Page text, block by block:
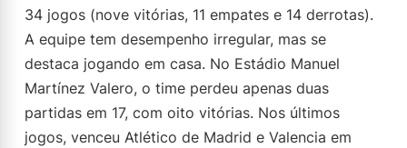
34 jogos (nove vitórias, 11 empates e 14 derrotas).
A equipe tem desempenho irregular, mas se
destaca jogando em casa. No Estádio Manuel
Martínez Valero, o time perdeu apenas duas
partidas em 17, com oito vitórias. Nos últimos
jogos, venceu Atlético de Madrid e Valencia em